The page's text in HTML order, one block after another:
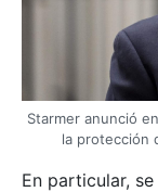
Starmer anunció
la protección
En particular,